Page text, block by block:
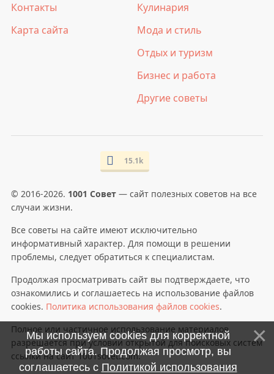
Контакты
Карта сайта
Кулинария
Мода и стиль
Отдых и туризм
Бизнес и работа
Другие советы
15.1k
© 2016-2026. 1001 Совет— сайт полезных советов на все
случаи жизни.
Все советы на сайте имеют исключительно
информативный характер. Для помощи в решении
проблемы, следует обратиться к специалистам.
Продолжая просматривать сайт вы подтверждаете, что
ознакомились и соглашаетесь на использование файлов
cookies. Политика использования файлов cookies.
Полное или частичное использование материалов
разрешается при условии открытой для поисковых систем
ссылки на сайт 1001sovet.com.
Мы используем cookies для корректной
работы сайта. Продолжая просмотр, вы
соглашаетесь с Политикой использования